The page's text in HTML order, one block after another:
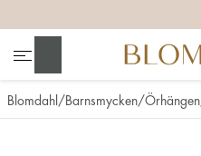
Blomdahl Barnsmycken Örhängen